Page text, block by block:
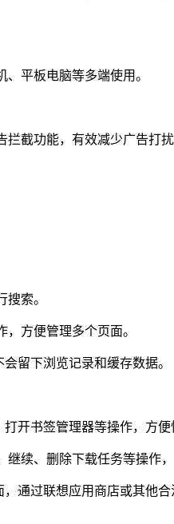
平板电脑等多端使用。
截功能，有效减少广告打扰
索。
方便管理多个页面。
留下浏览记录和缓存数据。
开书签管理器等操作，方便
、删除下载任务等操作，
通过联想应用商店或其他